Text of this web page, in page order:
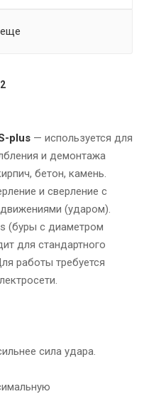
2
plus — используется для
и демонтажа
бетон, камень.
и сверление с
(ударом).
(буры с диаметром
для стандартного
работы требуется
сила удара.